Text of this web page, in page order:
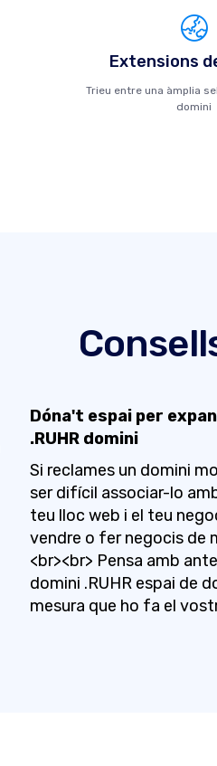
Extensions
Trieu entre una àmplia
domini
Dóna't espai per
.RUHR domini
Si reclames un domini
ser difícil associar-lo
teu lloc web i el teu
vendre o fer negocis de
<br><br> Pensa amb
domini .RUHR espai de
mesura que ho fa el